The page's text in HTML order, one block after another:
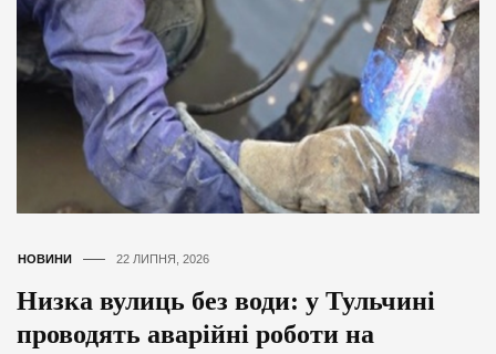
НОВИНИ 22 ЛИПНЯ, 2026
Низка вулиць без води: у Тульчині
проводять аварійні роботи на